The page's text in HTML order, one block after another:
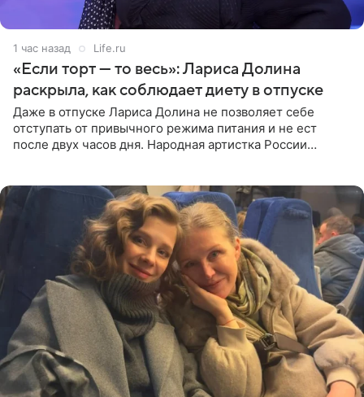
1 час назад Life.ru
«Если торт — то весь»: Лариса Долина
раскрыла, как соблюдает диету в отпуске
Даже в отпуске Лариса Долина не позволяет себе
отступать от привычного режима питания и не ест
после двух часов дня. Народная артистка России